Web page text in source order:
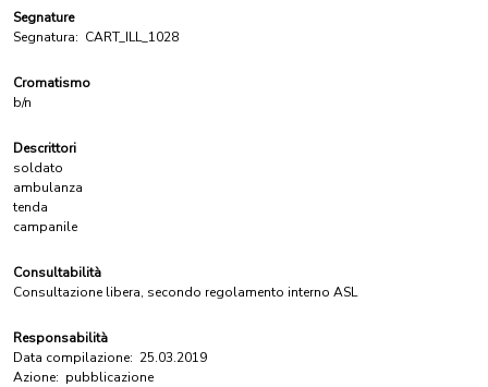
Segnature
Segnatura: CART_ILL_1028
Cromatismo
b/n
Descrittori
soldato
ambulanza
tenda
campanile
Consultabilità
Consultazione libera, secondo regolamento interno ASL
Responsabilità
Data compilazione: 25.03.2019
Azione: pubblicazione